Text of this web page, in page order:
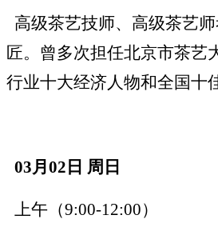
高级茶艺技师、高级茶艺
匠。曾多次担任北京市茶艺
行业十大经济人物和全国十
03月02日 周日
上午（9:00-12:00）